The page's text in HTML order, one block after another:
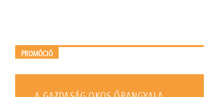
PROMÓCIÓ